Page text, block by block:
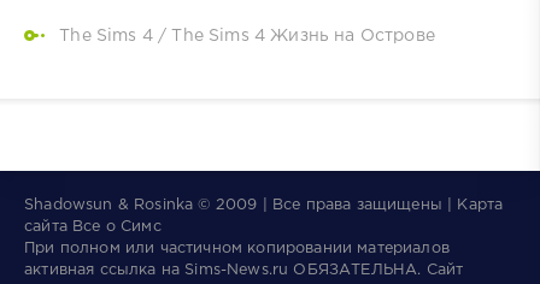
The Sims 4/ The Sims 4 Жизнь на Острове
Shadowsun & Rosinka © 2009 | Все права защищены | Карта
сайта Все о Симс
При полном или частичном копировании материалов
активная ссылка на Sims-News.ru ОБЯЗАТЕЛЬНА. Сайт